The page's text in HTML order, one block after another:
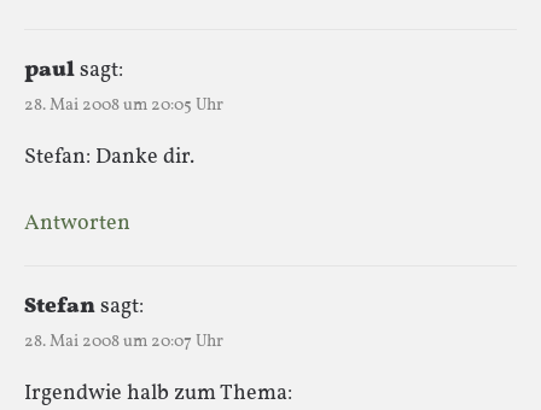
paulsagt:
28. Mai 2008 um 20:05 Uhr
Stefan: Danke dir.
Antworten
Stefansagt:
28. Mai 2008 um 20:07 Uhr
Irgendwie halb zum Thema: